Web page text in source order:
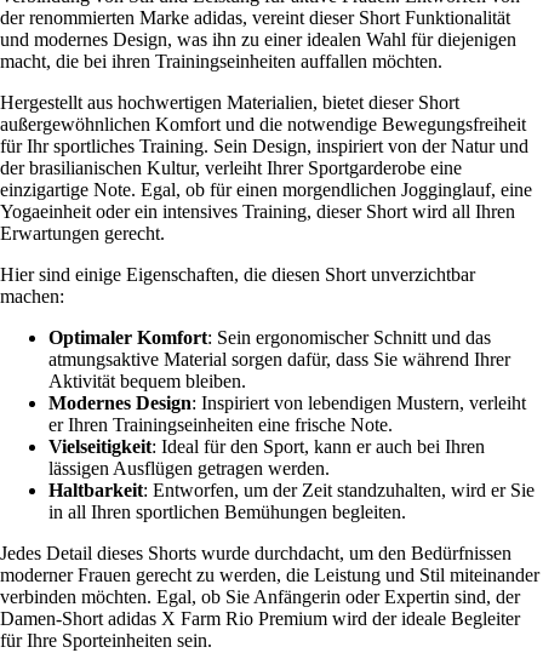
der renommierten Marke adidas, vereint dieser Short Funktionalität
und modernes Design, was ihn zu einer idealen Wahl für diejenigen
macht, die bei ihren Trainingseinheiten auffallen möchten.
Hergestellt aus hochwertigen Materialien, bietet dieser Short
außergewöhnlichen Komfort und die notwendige Bewegungsfreiheit
für Ihr sportliches Training. Sein Design, inspiriert von der Natur und
der brasilianischen Kultur, verleiht Ihrer Sportgarderobe eine
einzigartige Note. Egal, ob für einen morgendlichen Jogginglauf, eine
Yogaeinheit oder ein intensives Training, dieser Short wird all Ihren
Erwartungen gerecht.
Hier sind einige Eigenschaften, die diesen Short unverzichtbar
machen:
Optimaler Komfort: Sein ergonomischer Schnitt und das
atmungsaktive Material sorgen dafür, dass Sie während Ihrer
Aktivität bequem bleiben.
Modernes Design: Inspiriert von lebendigen Mustern, verleiht
er Ihren Trainingseinheiten eine frische Note.
Vielseitigkeit: Ideal für den Sport, kann er auch bei Ihren
lässigen Ausflügen getragen werden.
Haltbarkeit: Entworfen, um der Zeit standzuhalten, wird er Sie
in all Ihren sportlichen Bemühungen begleiten.
Jedes Detail dieses Shorts wurde durchdacht, um den Bedürfnissen
moderner Frauen gerecht zu werden, die Leistung und Stil miteinander
verbinden möchten. Egal, ob Sie Anfängerin oder Expertin sind, der
Damen-Short adidas X Farm Rio Premium wird der ideale Begleiter
für Ihre Sporteinheiten sein.